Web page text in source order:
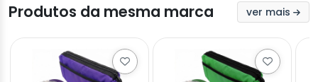
Produtos da mesma marca ver mais